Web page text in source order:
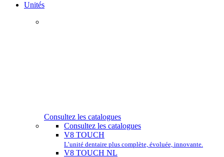
Unités
Consultez les catalogues
Consultez les catalogues
V8 TOUCH
L’unité dentaire plus complète, évoluée, innovante.
V8 TOUCH NL